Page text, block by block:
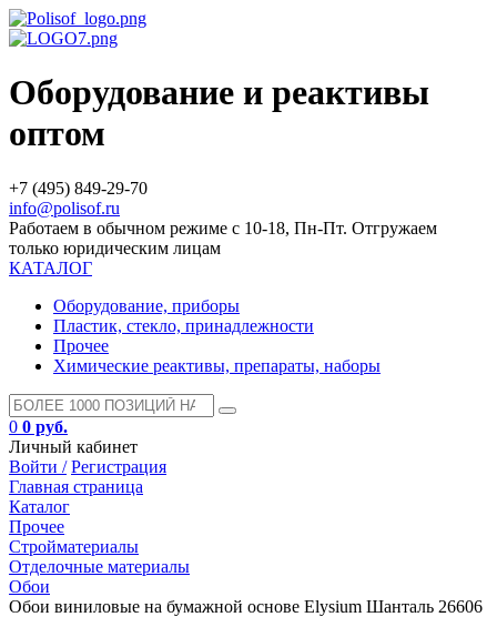
Оборудование и реактивы
оптом
+7 (495) 849-29-70
info@polisof.ru
Работаем в обычном режиме с 10-18, Пн-Пт. Отгружаем
только юридическим лицам
КАТАЛОГ
Оборудование, приборы
Пластик, стекло, принадлежности
Прочее
Химические реактивы, препараты, наборы
0 0 руб.
Личный кабинет
Войти / Регистрация
Главная страница
Каталог
Прочее
Стройматериалы
Отделочные материалы
Обои
Обои виниловые на бумажной основе Elysium Шанталь 26606